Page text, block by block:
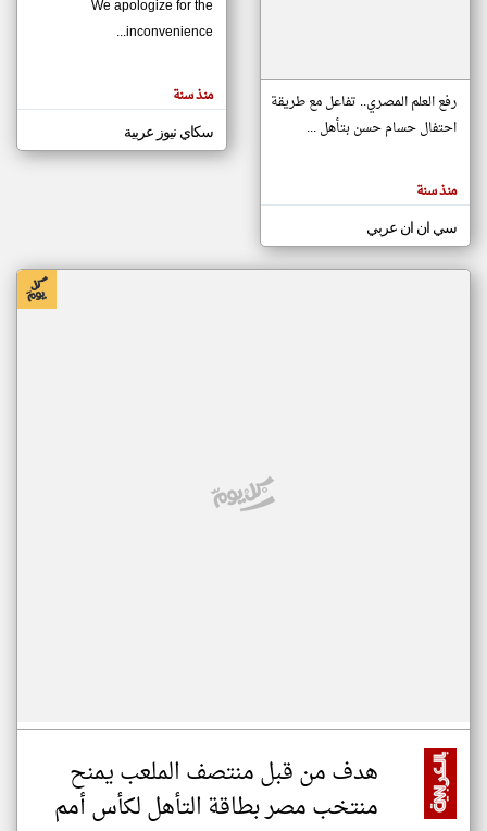
مصادر الأخبار من موريتانيا
اخبار موريتانيا على مدار الساعة
أهم اخبار موريتانيا العاجلة والمباشرة
المقالات
الموجوده
هنا عن
رفع العلم المصري.. تفاعل مع طريقة
احتفال حسام حسن بتأهل ...
منذ سنة
سي ان ان عربي
We apologize for the
inconvenience...
منذ سنة
سكاي نيوز عربية
هدف من قبل منتصف الملعب يمنح
منتخب مصر بطاقة التأهل لكأس أمم
klyoum.com